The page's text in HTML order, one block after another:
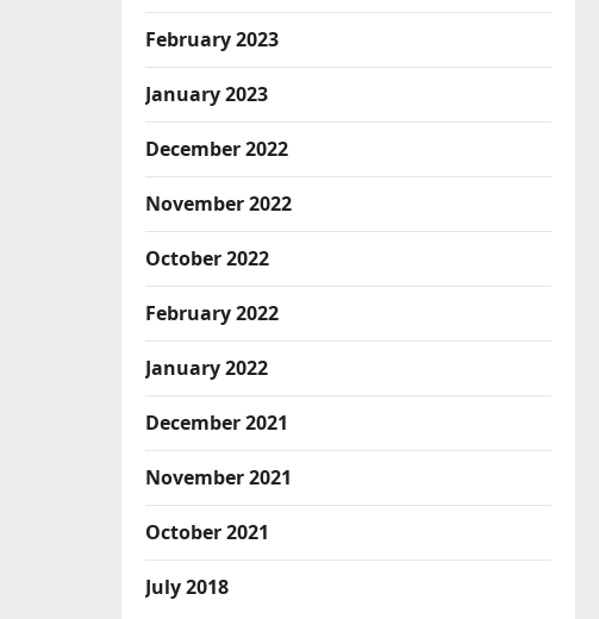
February 2023
January 2023
December 2022
November 2022
October 2022
February 2022
January 2022
December 2021
November 2021
October 2021
July 2018